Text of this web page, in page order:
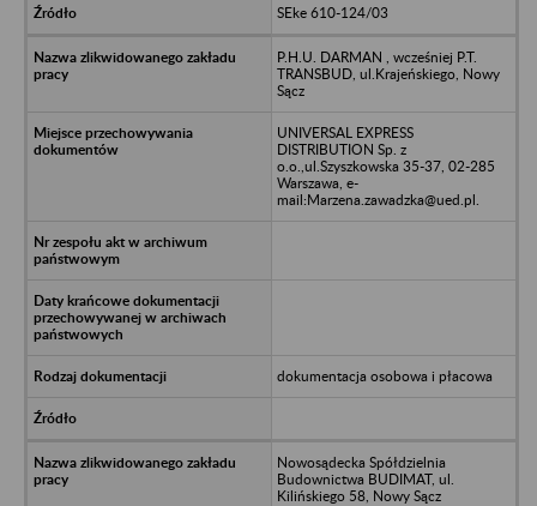
SEke 610-124/03
P.H.U. DARMAN , wcześniej P.T.
TRANSBUD, ul.Krajeńskiego, Nowy
Sącz
UNIVERSAL EXPRESS
DISTRIBUTION Sp. z
o.o.,ul.Szyszkowska 35-37, 02-285
Warszawa, e-
mail:Marzena.zawadzka@ued.pl.
dokumentacja osobowa i płacowa
Nowosądecka Spółdzielnia
Budownictwa BUDIMAT, ul.
Kilińskiego 58, Nowy Sącz